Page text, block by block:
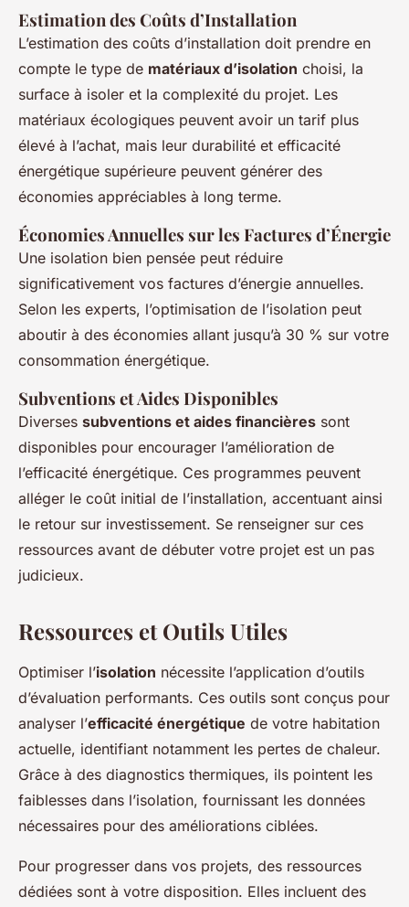
Estimation des Coûts d’Installation
L’estimation des coûts d’installation doit prendre en
compte le type de matériaux d’isolation choisi, la
surface à isoler et la complexité du projet. Les
matériaux écologiques peuvent avoir un tarif plus
élevé à l’achat, mais leur durabilité et efficacité
énergétique supérieure peuvent générer des
économies appréciables à long terme.
Économies Annuelles sur les Factures d’Énergie
Une isolation bien pensée peut réduire
significativement vos factures d’énergie annuelles.
Selon les experts, l’optimisation de l’isolation peut
aboutir à des économies allant jusqu’à 30 % sur votre
consommation énergétique.
Subventions et Aides Disponibles
Diverses subventions et aides financières sont
disponibles pour encourager l’amélioration de
l’efficacité énergétique. Ces programmes peuvent
alléger le coût initial de l’installation, accentuant ainsi
le retour sur investissement. Se renseigner sur ces
ressources avant de débuter votre projet est un pas
judicieux.
Ressources et Outils Utiles
Optimiser l’isolation nécessite l’application d’outils
d’évaluation performants. Ces outils sont conçus pour
analyser l’efficacité énergétique de votre habitation
actuelle, identifiant notamment les pertes de chaleur.
Grâce à des diagnostics thermiques, ils pointent les
faiblesses dans l’isolation, fournissant les données
nécessaires pour des améliorations ciblées.
Pour progresser dans vos projets, des ressources
dédiées sont à votre disposition. Elles incluent des